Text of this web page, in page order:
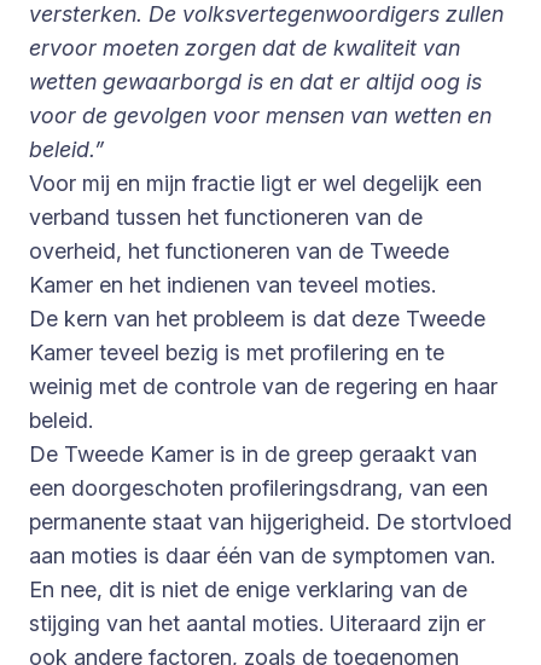
versterken. De volksvertegenwoordigers zullen
ervoor moeten zorgen dat de kwaliteit van
wetten gewaarborgd is en dat er altijd oog is
voor de gevolgen voor mensen van wetten en
beleid.”
Voor mij en mijn fractie ligt er wel degelijk een
verband tussen het functioneren van de
overheid, het functioneren van de Tweede
Kamer en het indienen van teveel moties.
De kern van het probleem is dat deze Tweede
Kamer teveel bezig is met profilering en te
weinig met de controle van de regering en haar
beleid.
De Tweede Kamer is in de greep geraakt van
een doorgeschoten profileringsdrang, van een
permanente staat van hijgerigheid. De stortvloed
aan moties is daar één van de symptomen van.
En nee, dit is niet de enige verklaring van de
stijging van het aantal moties. Uiteraard zijn er
ook andere factoren, zoals de toegenomen